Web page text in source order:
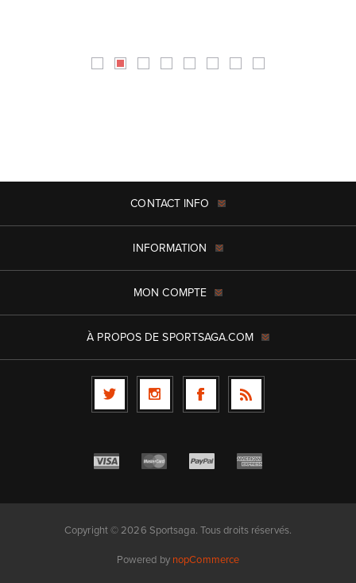
CONTACT INFO
INFORMATION
MON COMPTE
À PROPOS DE SPORTSAGA.COM
Copyright © 2026 Sportsaga. Tous droits réservés.
Powered by nopCommerce